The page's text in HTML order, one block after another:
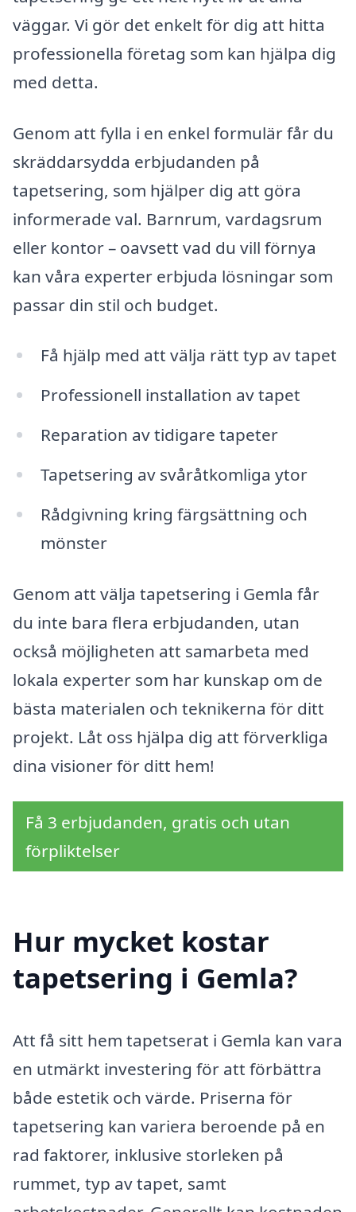
väggar. Vi gör det enkelt för dig att hitta
professionella företag som kan hjälpa dig
med detta.
Genom att fylla i en enkel formulär får du
skräddarsydda erbjudanden på
tapetsering, som hjälper dig att göra
informerade val. Barnrum, vardagsrum
eller kontor – oavsett vad du vill förnya
kan våra experter erbjuda lösningar som
passar din stil och budget.
Få hjälp med att välja rätt typ av tapet
Professionell installation av tapet
Reparation av tidigare tapeter
Tapetsering av svåråtkomliga ytor
Rådgivning kring färgsättning och
mönster
Genom att välja tapetsering i Gemla får
du inte bara flera erbjudanden, utan
också möjligheten att samarbeta med
lokala experter som har kunskap om de
bästa materialen och teknikerna för ditt
projekt. Låt oss hjälpa dig att förverkliga
dina visioner för ditt hem!
Få 3 erbjudanden, gratis och utan
förpliktelser
Hur mycket kostar
tapetsering i Gemla?
Att få sitt hem tapetserat i Gemla kan vara
en utmärkt investering för att förbättra
både estetik och värde. Priserna för
tapetsering kan variera beroende på en
rad faktorer, inklusive storleken på
rummet, typ av tapet, samt